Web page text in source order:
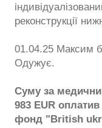
реконструкції
01.04.25 Максим
Одужує.
Суму за
983 EUR
фонд "British